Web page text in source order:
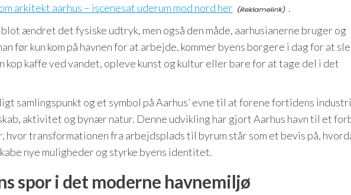
arkitekt aarhus – iscenesat uderum mod nord her
.
ændret det fysiske udtryk, men også den måde, aarhusianerne bruger og
før kun kom på havnen for at arbejde, kommer byens borgere i dag for at
kop kaffe ved vandet, opleve kunst og kultur eller bare for at tage del i det
samlingspunkt og et symbol på Aarhus’ evne til at forene fortidens
aktivitet og bynær natur. Denne udvikling har gjort Aarhus havn til et
hvor transformationen fra arbejdsplads til byrum står som et bevis på,
nye muligheder og styrke byens identitet.
spor i det moderne havnemiljø